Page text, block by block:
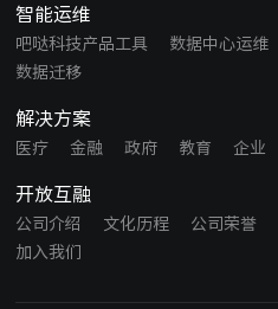
智能运维
吧哒科技产品工具 数据中心运维
数据迁移
解决方案
医疗 金融 政府 教育 企业
开放互融
公司介绍 文化历程 公司荣誉
加入我们